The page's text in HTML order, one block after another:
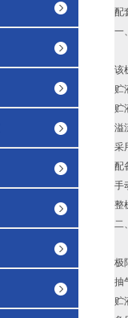
配
一
该
贮
贮
溢
采
配
手
整
二
极
抽
贮